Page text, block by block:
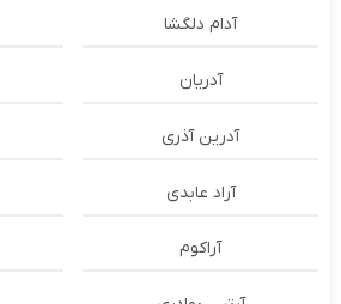
آدام دلگشا
آدریان
آدرین آذری
آراد عابدی
آراکوم